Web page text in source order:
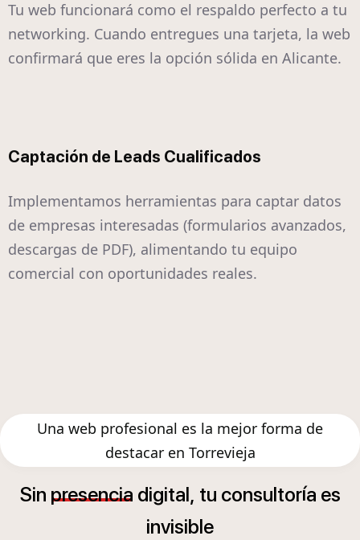
Tu web funcionará como el respaldo perfecto a tu
networking. Cuando entregues una tarjeta, la web
confirmará que eres la opción sólida en Alicante.
Captación de Leads Cualificados
Implementamos herramientas para captar datos
de empresas interesadas (formularios avanzados,
descargas de PDF), alimentando tu equipo
comercial con oportunidades reales.
Una web profesional es la mejor forma de
destacar en Torrevieja
Sin presencia digital, tu consultoría es
invisible